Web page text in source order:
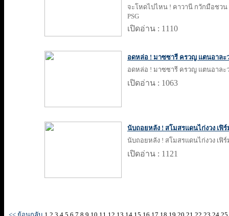
จะโหดไปไหน ! คาวานี กวักมือชว
PSG
เปิดอ่าน : 1110
อดหล่อ ! มาซซารี ครวญ แตนอาล
อดหล่อ ! มาซซารี ครวญ แตนอาล
เปิดอ่าน : 1063
นับถอยหลัง ! สโมสรแดนไก่งวง เฟิ
นับถอยหลัง ! สโมสรแดนไก่งวง เฟิ
เปิดอ่าน : 1121